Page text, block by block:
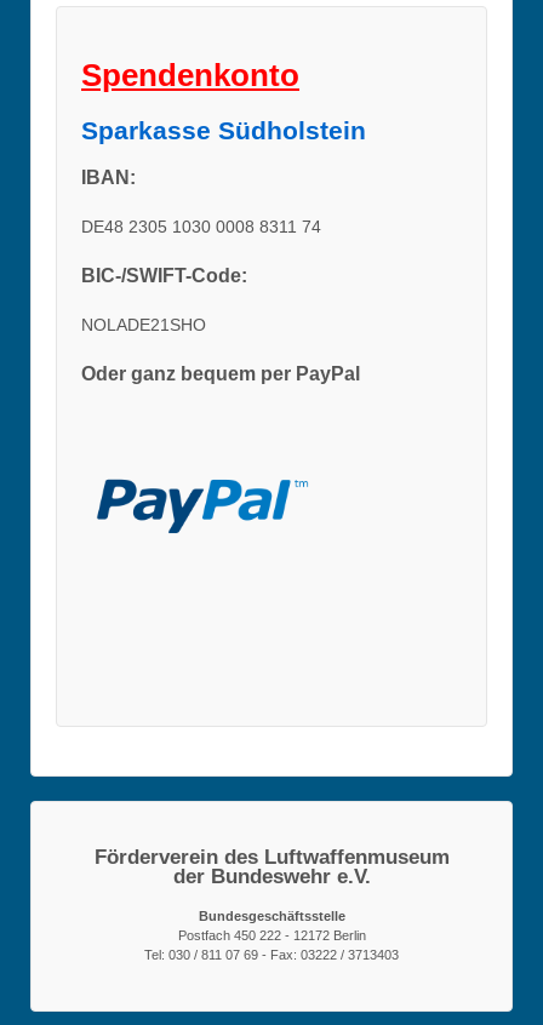
Spendenkonto
Sparkasse Südholstein
IBAN:
DE48 2305 1030 0008 8311 74
BIC-/SWIFT-Code:
NOLADE21SHO
Oder ganz bequem per PayPal
Förderverein des Luftwaffenmuseum
der Bundeswehr e.V.
Bundesgeschäftsstelle
Postfach 450 222 - 12172 Berlin
Tel: 030 / 811 07 69 - Fax: 03222 / 3713403